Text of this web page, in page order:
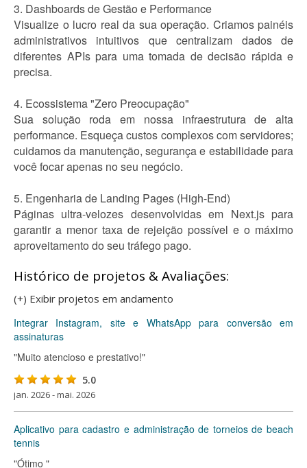
3. Dashboards de Gestão e Performance
Visualize o lucro real da sua operação. Criamos painéis
administrativos intuitivos que centralizam dados de
diferentes APIs para uma tomada de decisão rápida e
precisa.
4. Ecossistema "Zero Preocupação"
Sua solução roda em nossa infraestrutura de alta
performance. Esqueça custos complexos com servidores;
cuidamos da manutenção, segurança e estabilidade para
você focar apenas no seu negócio.
5. Engenharia de Landing Pages (High-End)
Páginas ultra-velozes desenvolvidas em Next.js para
garantir a menor taxa de rejeição possível e o máximo
aproveitamento do seu tráfego pago.
Histórico de projetos & Avaliações:
(+) Exibir projetos em andamento
Integrar Instagram, site e WhatsApp para conversão em
assinaturas
"Muito atencioso e prestativo!"
5.0
jan. 2026 - mai. 2026
Aplicativo para cadastro e administração de torneios de beach
tennis
"Ótimo "